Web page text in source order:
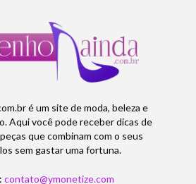
é um site de moda, beleza e
Aqui você pode receber dicas de
que combinam com o seus
sem gastar uma fortuna.
contato@ymonetize.com